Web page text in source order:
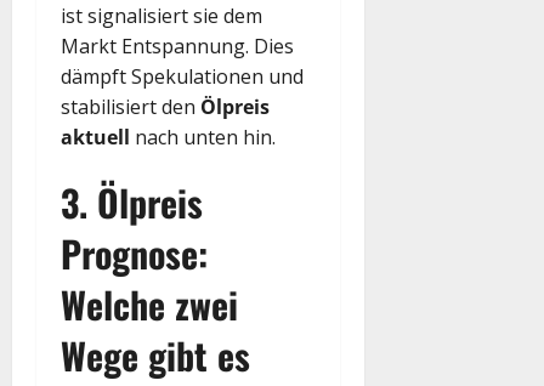
ist signalisiert sie dem
Markt Entspannung. Dies
dämpft Spekulationen und
stabilisiert den Ölpreis
aktuell nach unten hin.
3. Ölpreis
Prognose:
Welche zwei
Wege gibt es